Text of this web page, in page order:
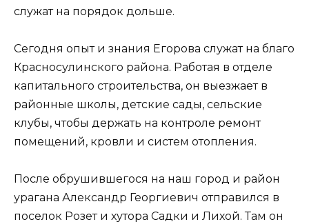
служат на порядок дольше.
Сегодня опыт и знания Егорова служат на благо
Красносулинского района. Работая в отделе
капитального строительства, он выезжает в
районные школы, детские сады, сельские
клубы, чтобы держать на контроле ремонт
помещений, кровли и систем отопления.
После обрушившегося на наш город и район
урагана Александр Георгиевич отправился в
поселок Розет и хутора Садки и Лихой. Там он